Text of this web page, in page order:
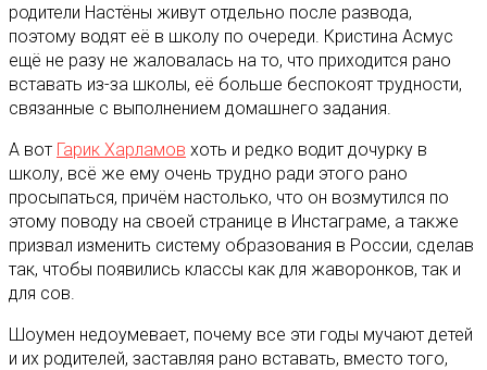
родители Настёны живут отдельно после развода,
поэтому водят её в школу по очереди. Кристина Асмус
ещё не разу не жаловалась на то, что приходится рано
вставать из-за школы, её больше беспокоят трудности,
связанные с выполнением домашнего задания.
А вот Гарик Харламов хоть и редко водит дочурку в
школу, всё же ему очень трудно ради этого рано
просыпаться, причём настолько, что он возмутился по
этому поводу на своей странице в Инстаграме, а также
призвал изменить систему образования в России, сделав
так, чтобы появились классы как для жаворонков, так и
для сов.
Шоумен недоумевает, почему все эти годы мучают детей
и их родителей, заставляя рано вставать, вместо того,